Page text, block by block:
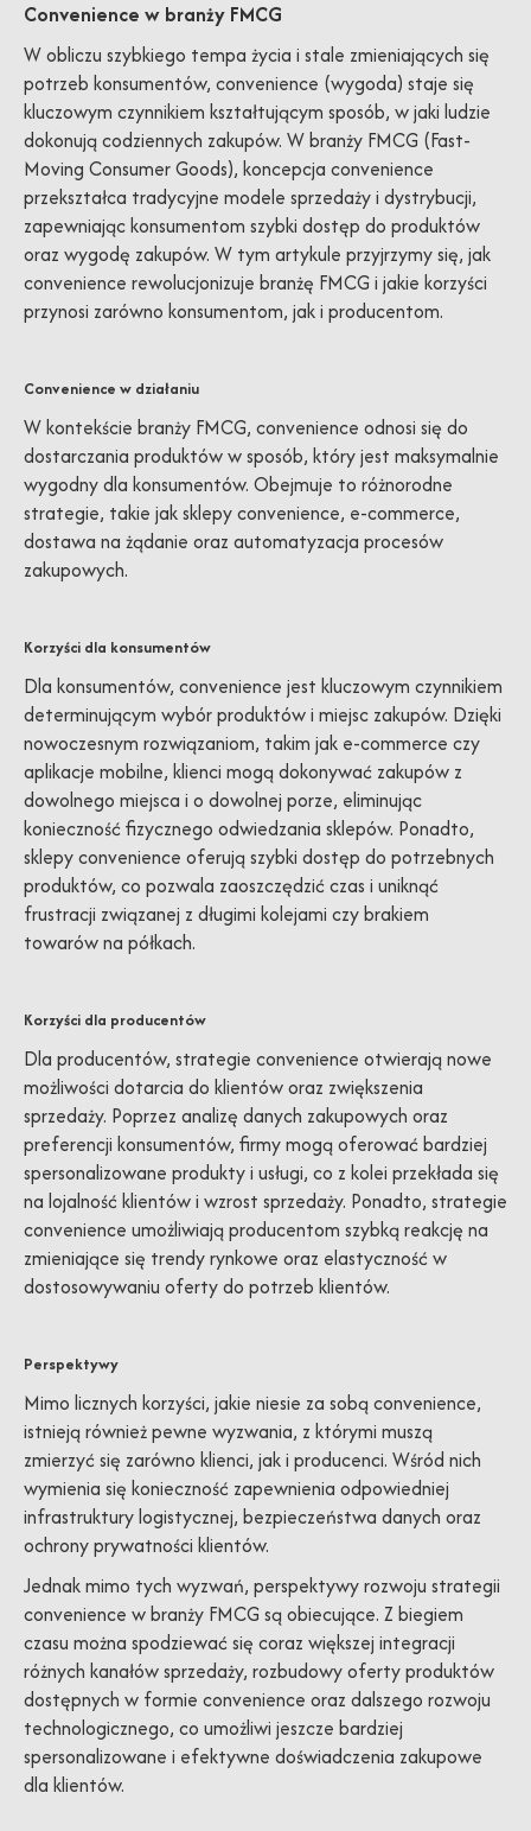
Convenience w branży FMCG
W obliczu szybkiego tempa życia i stale zmieniających się
potrzeb konsumentów, convenience (wygoda) staje się
kluczowym czynnikiem kształtującym sposób, w jaki ludzie
dokonują codziennych zakupów. W branży FMCG (Fast-
Moving Consumer Goods), koncepcja convenience
przekształca tradycyjne modele sprzedaży i dystrybucji,
zapewniając konsumentom szybki dostęp do produktów
oraz wygodę zakupów. W tym artykule przyjrzymy się, jak
convenience rewolucjonizuje branżę FMCG i jakie korzyści
przynosi zarówno konsumentom, jak i producentom.
Convenience w działaniu
W kontekście branży FMCG, convenience odnosi się do
dostarczania produktów w sposób, który jest maksymalnie
wygodny dla konsumentów. Obejmuje to różnorodne
strategie, takie jak sklepy convenience, e-commerce,
dostawa na żądanie oraz automatyzacja procesów
zakupowych.
Korzyści dla konsumentów
Dla konsumentów, convenience jest kluczowym czynnikiem
determinującym wybór produktów i miejsc zakupów. Dzięki
nowoczesnym rozwiązaniom, takim jak e-commerce czy
aplikacje mobilne, klienci mogą dokonywać zakupów z
dowolnego miejsca i o dowolnej porze, eliminując
konieczność fizycznego odwiedzania sklepów. Ponadto,
sklepy convenience oferują szybki dostęp do potrzebnych
produktów, co pozwala zaoszczędzić czas i uniknąć
frustracji związanej z długimi kolejami czy brakiem
towarów na półkach.
Korzyści dla producentów
Dla producentów, strategie convenience otwierają nowe
możliwości dotarcia do klientów oraz zwiększenia
sprzedaży. Poprzez analizę danych zakupowych oraz
preferencji konsumentów, firmy mogą oferować bardziej
spersonalizowane produkty i usługi, co z kolei przekłada się
na lojalność klientów i wzrost sprzedaży. Ponadto, strategie
convenience umożliwiają producentom szybką reakcję na
zmieniające się trendy rynkowe oraz elastyczność w
dostosowywaniu oferty do potrzeb klientów.
Perspektywy
Mimo licznych korzyści, jakie niesie za sobą convenience,
istnieją również pewne wyzwania, z którymi muszą
zmierzyć się zarówno klienci, jak i producenci. Wśród nich
wymienia się konieczność zapewnienia odpowiedniej
infrastruktury logistycznej, bezpieczeństwa danych oraz
ochrony prywatności klientów.
Jednak mimo tych wyzwań, perspektywy rozwoju strategii
convenience w branży FMCG są obiecujące. Z biegiem
czasu można spodziewać się coraz większej integracji
różnych kanałów sprzedaży, rozbudowy oferty produktów
dostępnych w formie convenience oraz dalszego rozwoju
technologicznego, co umożliwi jeszcze bardziej
spersonalizowane i efektywne doświadczenia zakupowe
dla klientów.